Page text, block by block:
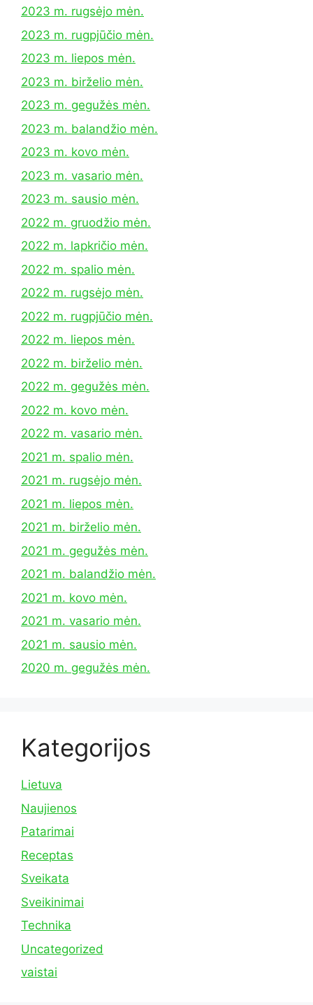
2023 m. rugsėjo mėn.
2023 m. rugpjūčio mėn.
2023 m. liepos mėn.
2023 m. birželio mėn.
2023 m. gegužės mėn.
2023 m. balandžio mėn.
2023 m. kovo mėn.
2023 m. vasario mėn.
2023 m. sausio mėn.
2022 m. gruodžio mėn.
2022 m. lapkričio mėn.
2022 m. spalio mėn.
2022 m. rugsėjo mėn.
2022 m. rugpjūčio mėn.
2022 m. liepos mėn.
2022 m. birželio mėn.
2022 m. gegužės mėn.
2022 m. kovo mėn.
2022 m. vasario mėn.
2021 m. spalio mėn.
2021 m. rugsėjo mėn.
2021 m. liepos mėn.
2021 m. birželio mėn.
2021 m. gegužės mėn.
2021 m. balandžio mėn.
2021 m. kovo mėn.
2021 m. vasario mėn.
2021 m. sausio mėn.
2020 m. gegužės mėn.
Kategorijos
Lietuva
Naujienos
Patarimai
Receptas
Sveikata
Sveikinimai
Technika
Uncategorized
vaistai